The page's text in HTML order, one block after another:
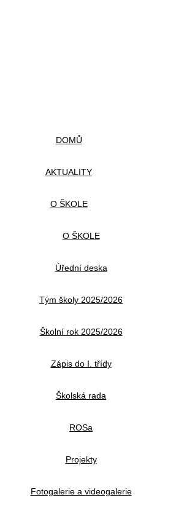
DOMŮ
AKTUALITY
O ŠKOLE
O ŠKOLE
Úřední deska
Tým školy 2025/2026
Školní rok 2025/2026
Zápis do I. třídy
Školská rada
ROSa
Projekty
Fotogalerie a videogalerie